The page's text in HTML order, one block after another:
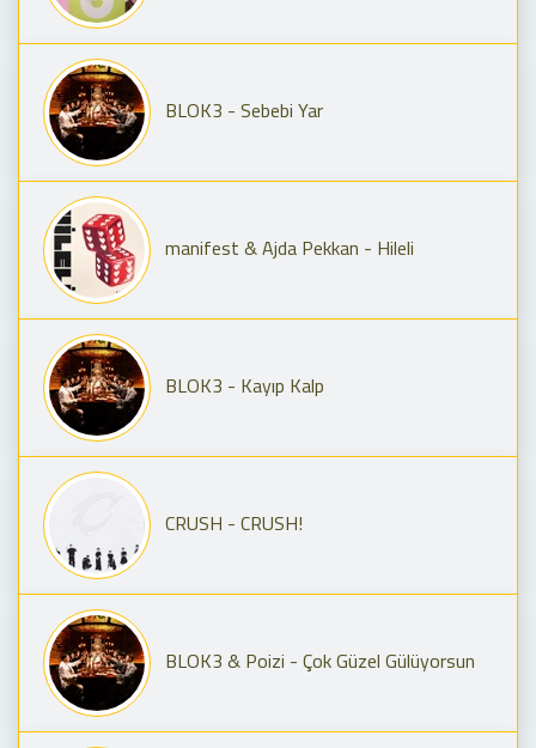
BLOK3 - Sebebi Yar
manifest & Ajda Pekkan - Hileli
BLOK3 - Kayıp Kalp
CRUSH - CRUSH!
BLOK3 & Poizi - Çok Güzel Gülüyorsun